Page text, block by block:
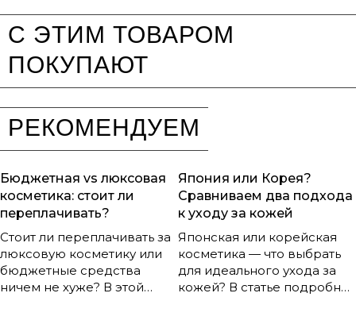
С ЭТИМ ТОВАРОМ
ПОКУПАЮТ
РЕКОМЕНДУЕМ
Бюджетная vs люксовая
косметика: стоит ли
переплачивать?
Стоит ли переплачивать за
люксовую косметику или
бюджетные средства
ничем не хуже? В этой
Япония или Корея?
Сравниваем два подхода
к уходу за кожей
Японская или корейская
косметика — что выбрать
для идеального ухода за
кожей? В статье подробно